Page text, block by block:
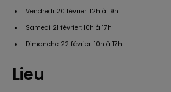
Vendredi 20 février: 12h à 19h
Samedi 21 février: 10h à 17h
Dimanche 22 février: 10h à 17h
Lieu